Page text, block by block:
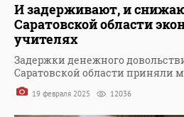
И задерживают, и
Саратовской области
учителях
Задержки денежного
Саратовской области приняли
19 февраля 2025 12036